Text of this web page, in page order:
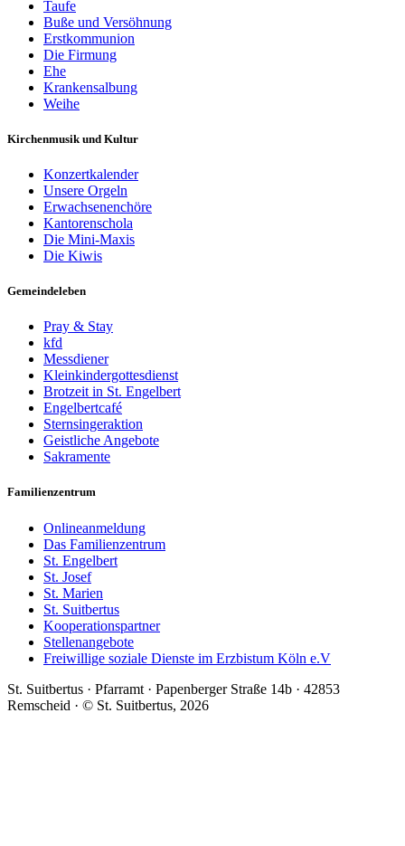
Taufe
Buße und Versöhnung
Erstkommunion
Die Firmung
Ehe
Krankensalbung
Weihe
Kirchenmusik und Kultur
Konzertkalender
Unsere Orgeln
Erwachsenenchöre
Kantorenschola
Die Mini-Maxis
Die Kiwis
Gemeindeleben
Pray & Stay
kfd
Messdiener
Kleinkindergottesdienst
Brotzeit in St. Engelbert
Engelbertcafé
Sternsingeraktion
Geistliche Angebote
Sakramente
Familienzentrum
Onlineanmeldung
Das Familienzentrum
St. Engelbert
St. Josef
St. Marien
St. Suitbertus
Kooperationspartner
Stellenangebote
Freiwillige soziale Dienste im Erzbistum Köln e.V
St. Suitbertus · Pfarramt · Papenberger Straße 14b · 42853
Remscheid · © St. Suitbertus, 2026